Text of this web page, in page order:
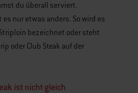
du überall serviert.
nur etwas anders. So wird es
bezeichnet oder steht
oder Club Steak auf der
ist nicht gleich